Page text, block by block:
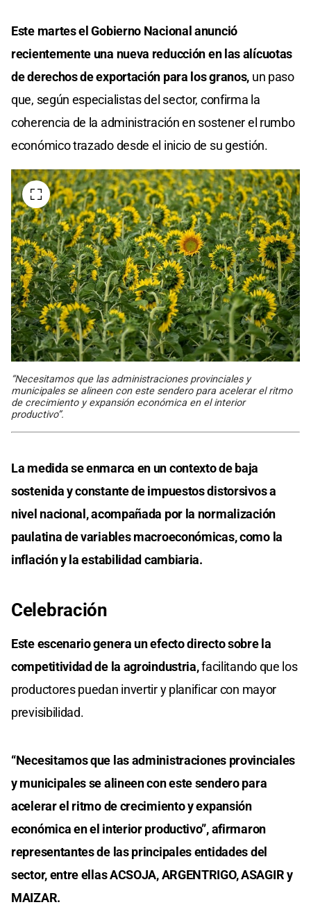
Este martes el Gobierno Nacional anunció
recientemente una nueva reducción en las alícuotas
de derechos de exportación para los granos, un paso
que, según especialistas del sector, confirma la
coherencia de la administración en sostener el rumbo
económico trazado desde el inicio de su gestión.
“Necesitamos que las administraciones provinciales y
municipales se alineen con este sendero para acelerar el ritmo
de crecimiento y expansión económica en el interior
productivo”.
La medida se enmarca en un contexto de baja
sostenida y constante de impuestos distorsivos a
nivel nacional, acompañada por la normalización
paulatina de variables macroeconómicas, como la
inflación y la estabilidad cambiaria.
Celebración
Este escenario genera un efecto directo sobre la
competitividad de la agroindustria,facilitando que los
productores puedan invertir y planificar con mayor
previsibilidad.
“Necesitamos que las administraciones provinciales
y municipales se alineen con este sendero para
acelerar el ritmo de crecimiento y expansión
económica en el interior productivo”, afirmaron
representantes de las principales entidades del
sector, entre ellas ACSOJA, ARGENTRIGO, ASAGIR y
MAIZAR.